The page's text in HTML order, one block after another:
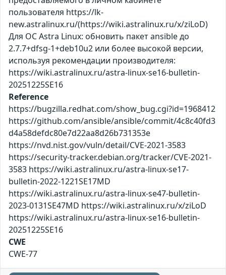
пользователя https://lk-
new.astralinux.ru/(https://wiki.astralinux.ru/x/ziLoD)
Для ОС Astra Linux: обновить пакет ansible до
2.7.7+dfsg-1+deb10u2 или более высокой версии,
используя рекомендации производителя:
https://wiki.astralinux.ru/astra-linux-se16-bulletin-
20251225SE16
Reference
https://bugzilla.redhat.com/show_bug.cgi?id=1968412
https://github.com/ansible/ansible/commit/4c8c40fd3
d4a58defdc80e7d22aa8d26b731353e
https://nvd.nist.gov/vuln/detail/CVE-2021-3583
https://security-tracker.debian.org/tracker/CVE-2021-
3583 https://wiki.astralinux.ru/astra-linux-se17-
bulletin-2022-1221SE17MD
https://wiki.astralinux.ru/astra-linux-se47-bulletin-
2023-0131SE47MD https://wiki.astralinux.ru/x/ziLoD
https://wiki.astralinux.ru/astra-linux-se16-bulletin-
20251225SE16
CWE
CWE-77